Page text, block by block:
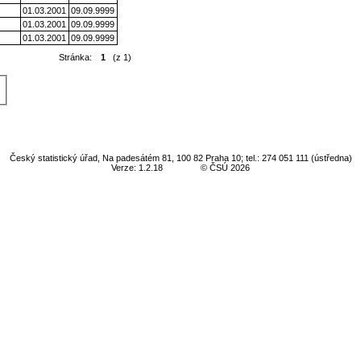
01.03.2001
09.09.9999
01.03.2001
09.09.9999
01.03.2001
09.09.9999
Stránka:
1 (z 1)
Český statistický úřad, Na padesátém 81, 100 82 Praha 10; tel.: 274 051 111 (ústředna)
Verze: 1.2.18
© ČSÚ 2026